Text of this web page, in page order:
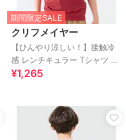
期間限定SALE
クリフメイヤー
【ひんやり涼しい！】接触冷
感 レンチキュラー Tシャツ 半
袖 120cm～170cm
¥1,265